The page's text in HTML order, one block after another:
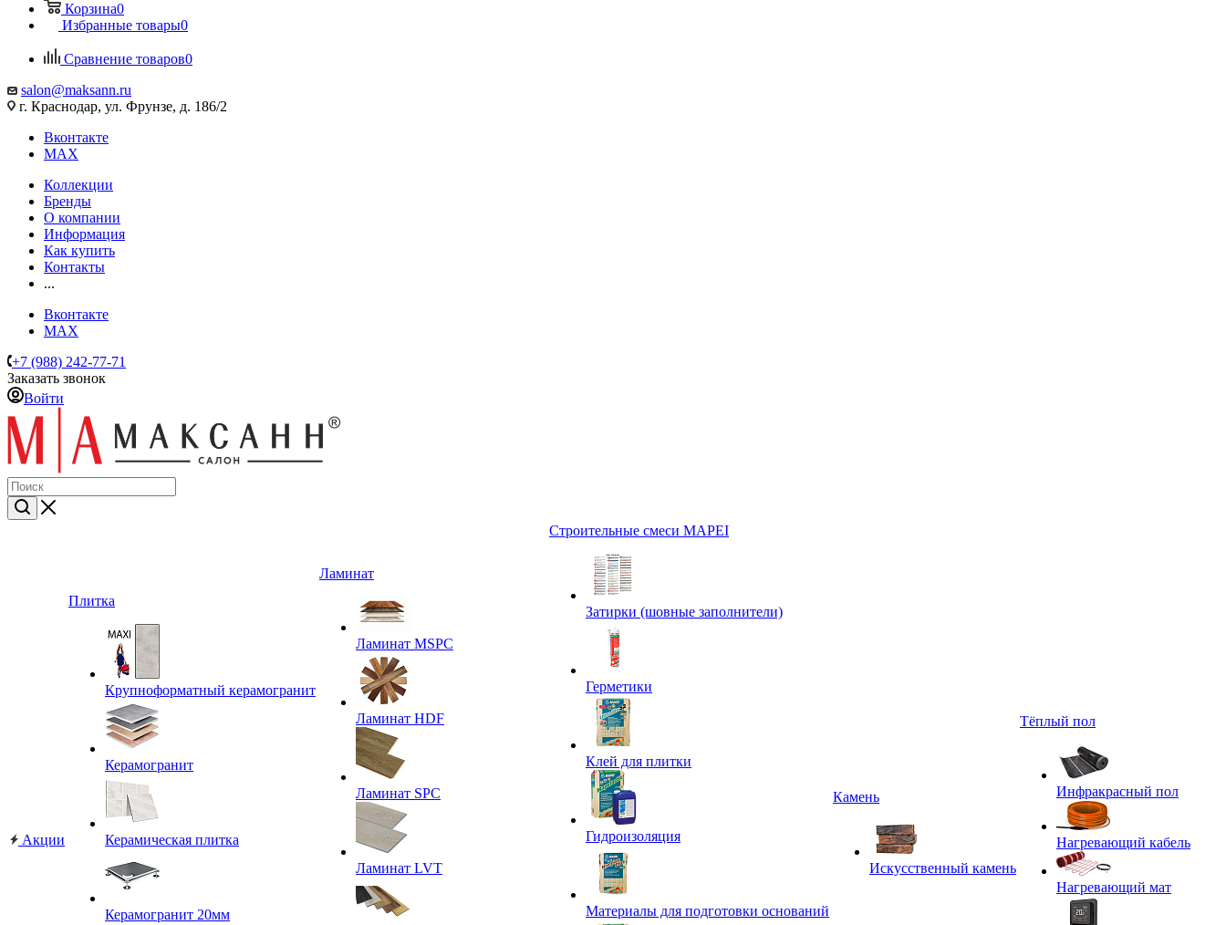
Корзина0
Избранные товары0
Сравнение товаров0
salon@maksann.ru
г. Краснодар, ул. Фрунзе, д. 186/2
Вконтакте
MAX
Коллекции
Бренды
О компании
Информация
Как купить
Контакты
...
Вконтакте
MAX
+7 (988) 242-77-71
Заказать звонок
Войти
Акции
Плитка
Крупноформатный керамогранит
Керамогранит
Керамическая плитка
Керамогранит 20мм
Ламинат
Ламинат MSPC
Ламинат HDF
Ламинат SPC
Ламинат LVT
Строительные смеси MAPEI
Затирки (шовные заполнители)
Герметики
Клей для плитки
Гидроизоляция
Материалы для подготовки оснований
Камень
Искусственный камень
Тёплый пол
Инфракрасный пол
Нагревающий кабель
Нагревающий мат